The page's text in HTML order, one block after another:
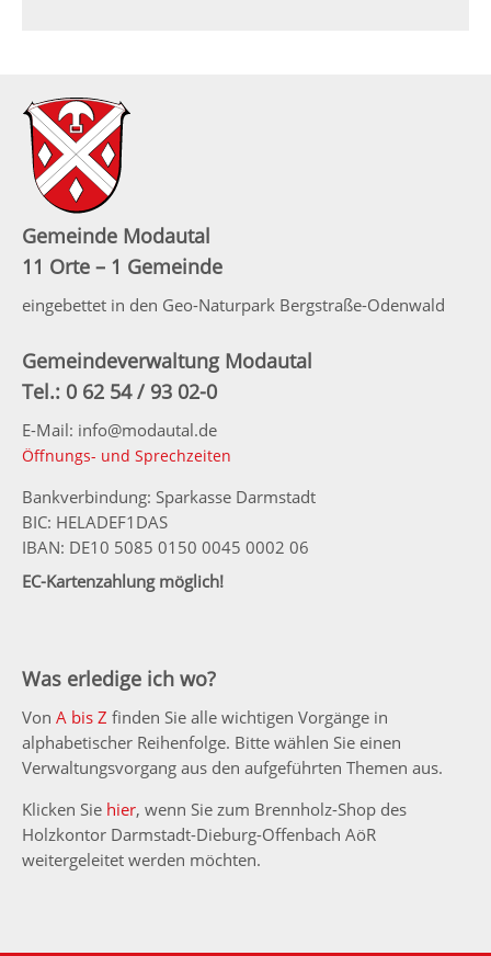
Gemeinde Modautal
11 Orte – 1 Gemeinde
eingebettet in den Geo-Naturpark Bergstraße-Odenwald
Gemeindeverwaltung Modautal
Tel.: 0 62 54 / 93 02-0
E-Mail: info@modautal.de
Öffnungs- und Sprechzeiten
Bankverbindung: Sparkasse Darmstadt
BIC: HELADEF1DAS
IBAN: DE10 5085 0150 0045 0002 06
EC-Kartenzahlung möglich!
Was erledige ich wo?
Von A bis Z finden Sie alle wichtigen Vorgänge in
alphabetischer Reihenfolge. Bitte wählen Sie einen
Verwaltungsvorgang aus den aufgeführten Themen aus.
Klicken Sie hier, wenn Sie zum Brennholz-Shop des
Holzkontor Darmstadt-Dieburg-Offenbach AöR
weitergeleitet werden möchten.